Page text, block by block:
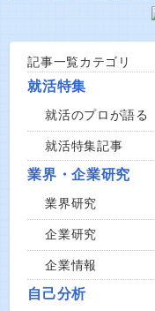
記事一覧カテゴリ
就活特集
就活のプロが語る
就活特集記事
業界・企業研究
業界研究
企業研究
企業情報
自己分析